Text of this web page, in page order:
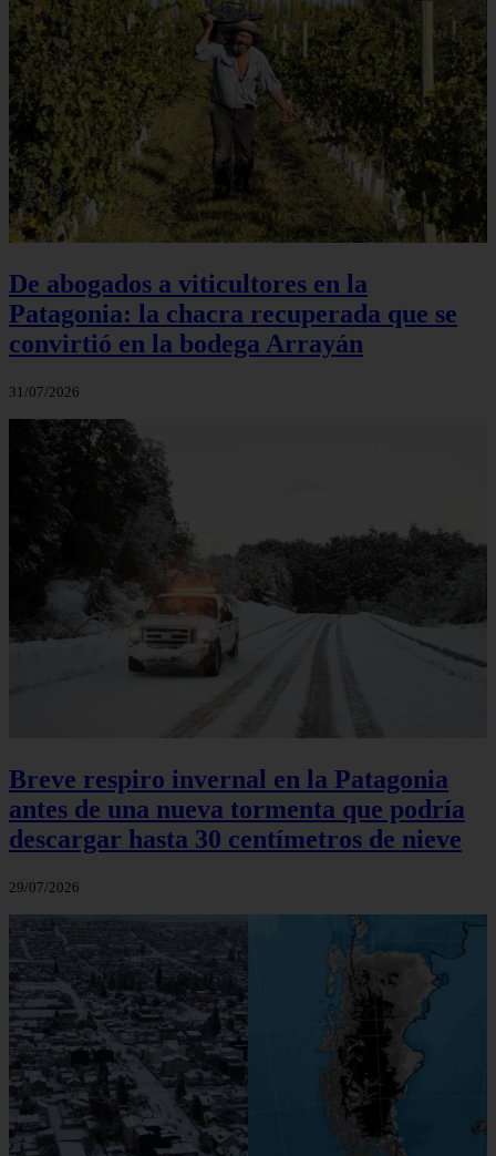
De abogados a viticultores en la
Patagonia: la chacra recuperada que se
convirtió en la bodega Arrayán
31/07/2026
Breve respiro invernal en la Patagonia
antes de una nueva tormenta que podría
descargar hasta 30 centímetros de nieve
29/07/2026